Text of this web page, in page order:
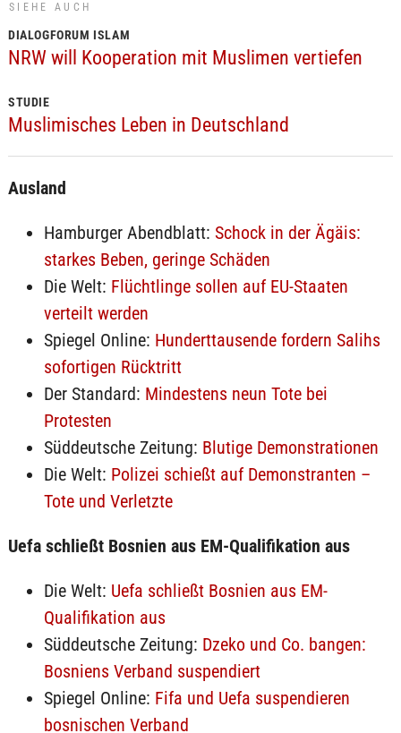
SIEHE AUCH
DIALOGFORUM ISLAM
NRW will Kooperation mit Muslimen vertiefen
STUDIE
Muslimisches Leben in Deutschland
Ausland
Hamburger Abendblatt: Schock in der Ägäis:
starkes Beben, geringe Schäden
Die Welt: Flüchtlinge sollen auf EU-Staaten
verteilt werden
Spiegel Online: Hunderttausende fordern Salihs
sofortigen Rücktritt
Der Standard: Mindestens neun Tote bei
Protesten
Süddeutsche Zeitung: Blutige Demonstrationen
Die Welt: Polizei schießt auf Demonstranten –
Tote und Verletzte
Uefa schließt Bosnien aus EM-Qualifikation aus
Die Welt: Uefa schließt Bosnien aus EM-
Qualifikation aus
Süddeutsche Zeitung: Dzeko und Co. bangen:
Bosniens Verband suspendiert
Spiegel Online: Fifa und Uefa suspendieren
bosnischen Verband